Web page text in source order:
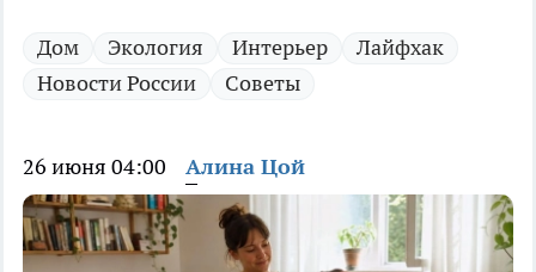
Дом Экология Интерьер
Лайфхак
Новости России
Советы
26 июня 04:00 Алина Цой